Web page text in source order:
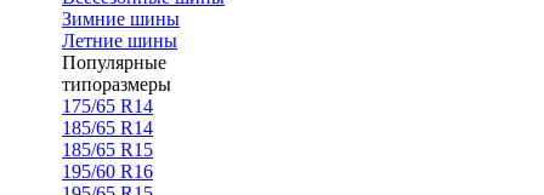
Зимние шины
Летние шины
Популярные
типоразмеры
175/65 R14
185/65 R14
185/65 R15
195/60 R16